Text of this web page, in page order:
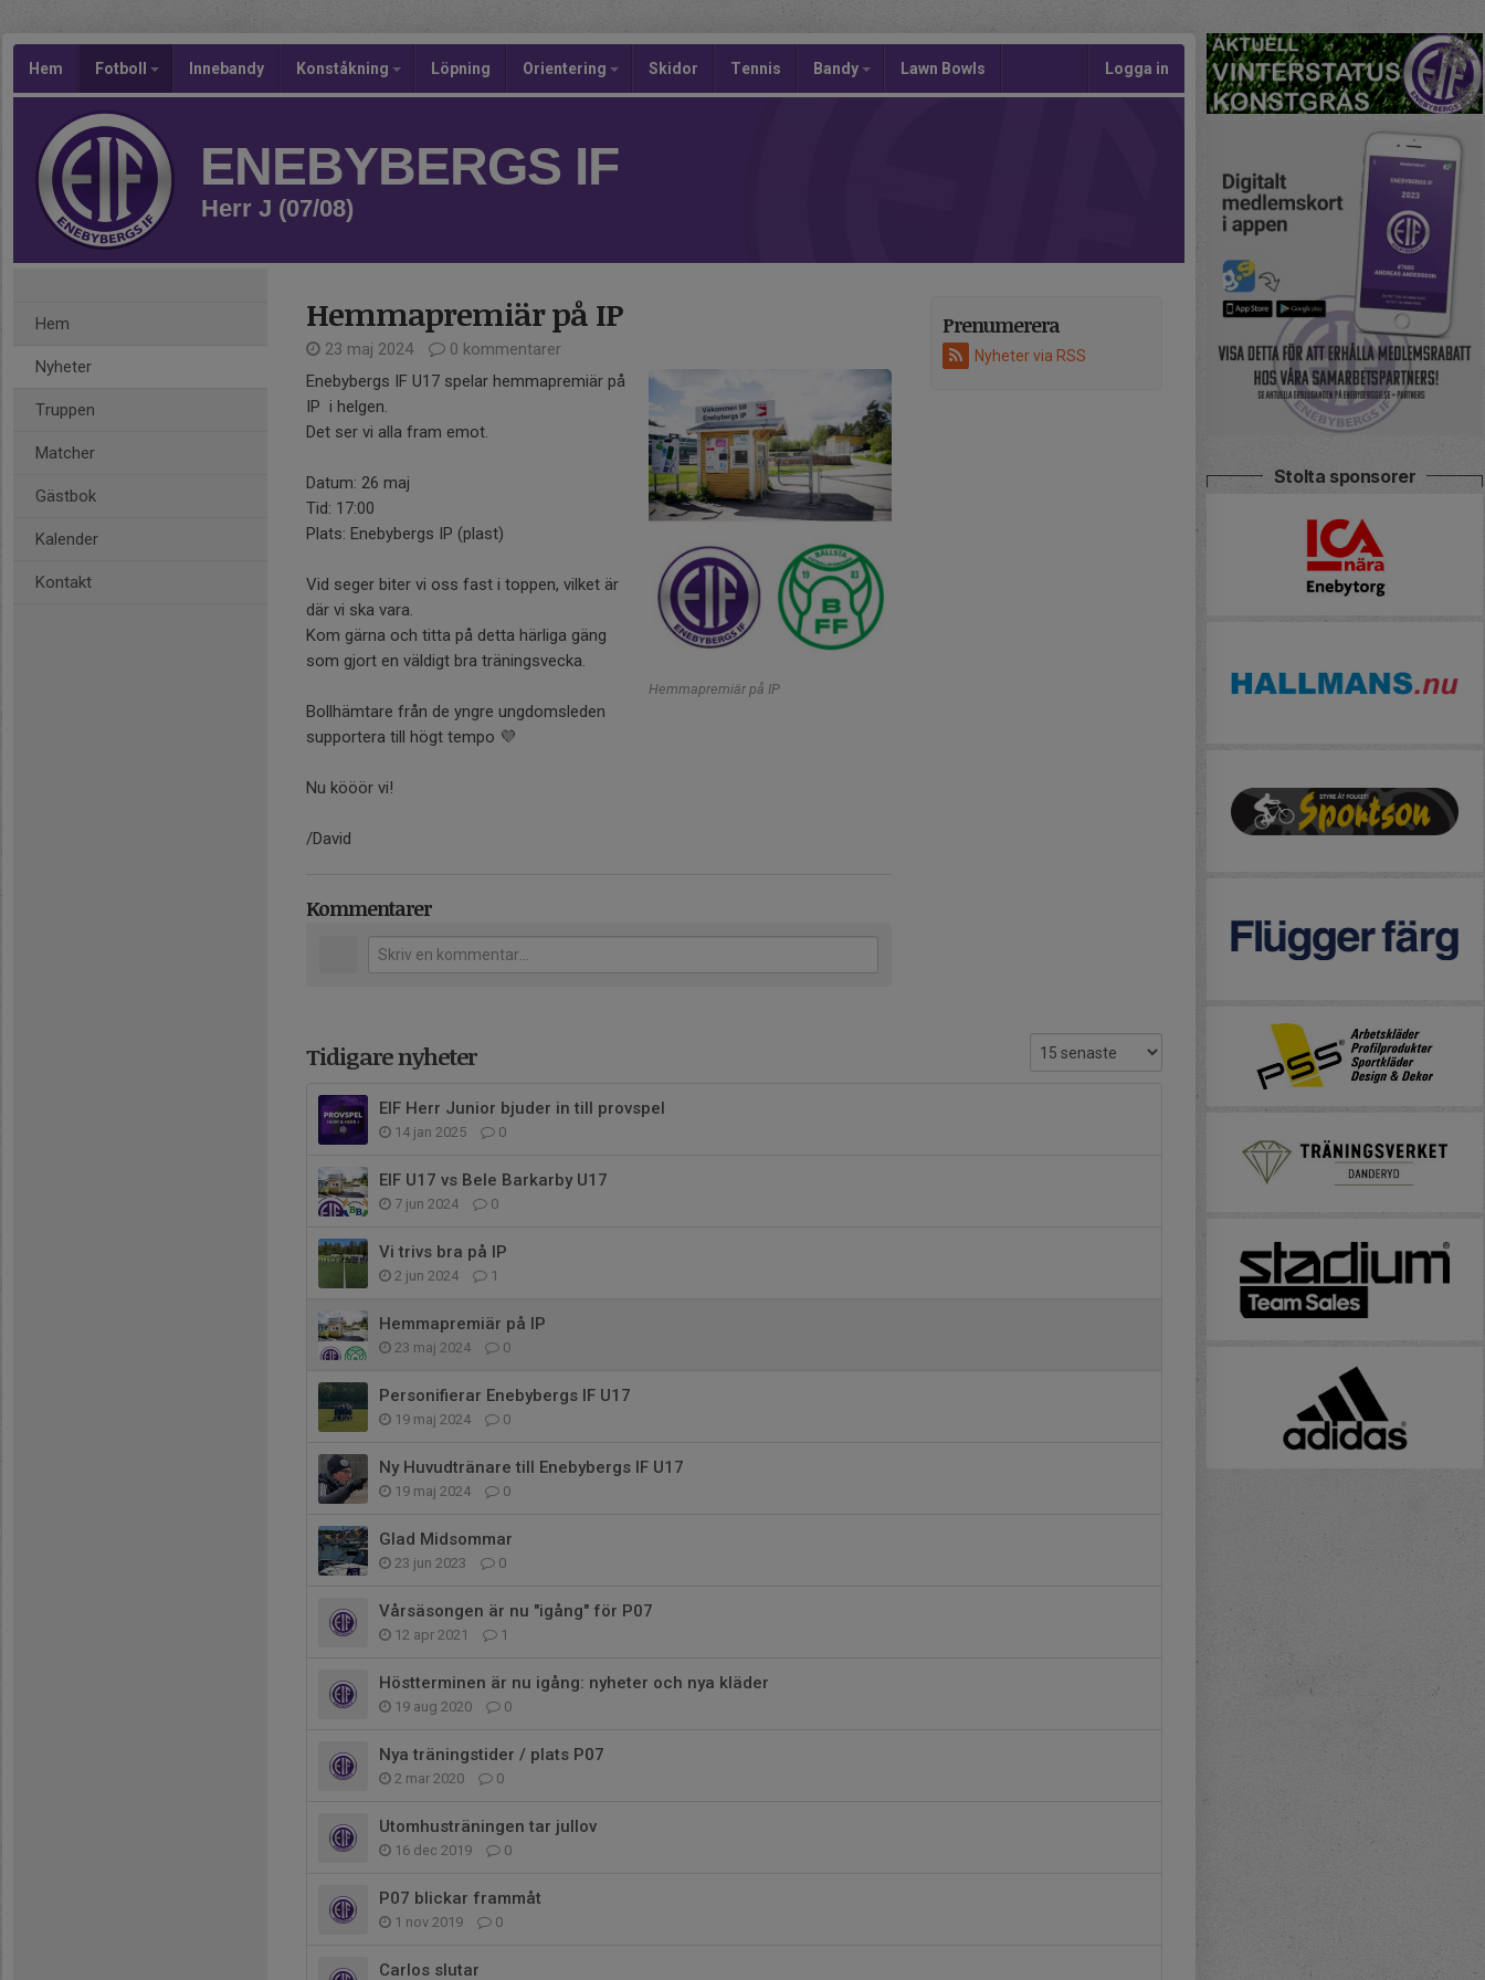
Hem Fotboll Innebandy Konståkning Löpning Orientering Skidor Tennis Bandy Lawn Bowls Logga in
ENEBYBERGS IF
Herr J (07/08)
Hem
Nyheter
Truppen
Matcher
Gästbok
Kalender
Kontakt
Prenumerera
Nyheter via RSS
Hemmapremiär på IP
23 maj 2024 0 kommentarer
Hemmapremiär på IP
Enebybergs IF U17 spelar hemmapremiär på
IP i helgen.
Det ser vi alla fram emot.
Datum: 26 maj
Tid: 17:00
Plats: Enebybergs IP (plast)
Vid seger biter vi oss fast i toppen, vilket är
där vi ska vara.
Kom gärna och titta på detta härliga gäng
som gjort en väldigt bra träningsvecka.
Bollhämtare från de yngre ungdomsleden
supportera till högt tempo 💜
Nu kööör vi!
/David
Kommentarer
Tidigare nyheter
EIF Herr Junior bjuder in till provspel
14 jan 2025 0
EIF U17 vs Bele Barkarby U17
7 jun 2024 0
Vi trivs bra på IP
2 jun 2024 1
Hemmapremiär på IP
23 maj 2024 0
Personifierar Enebybergs IF U17
19 maj 2024 0
Ny Huvudtränare till Enebybergs IF U17
19 maj 2024 0
Glad Midsommar
23 jun 2023 0
Vårsäsongen är nu "igång" för P07
12 apr 2021 1
Höstterminen är nu igång: nyheter och nya kläder
19 aug 2020 0
Nya träningstider / plats P07
2 mar 2020 0
Utomhusträningen tar jullov
16 dec 2019 0
P07 blickar frammåt
1 nov 2019 0
Carlos slutar
Stolta sponsorer